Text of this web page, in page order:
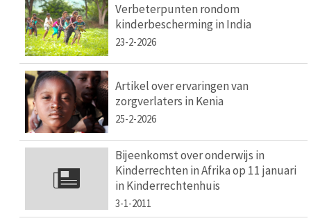
Verbeterpunten rondom
kinderbescherming in India
23-2-2026
Artikel over ervaringen van
zorgverlaters in Kenia
25-2-2026
Bijeenkomst over onderwijs in
Kinderrechten in Afrika op 11 januari
in Kinderrechtenhuis
3-1-2011